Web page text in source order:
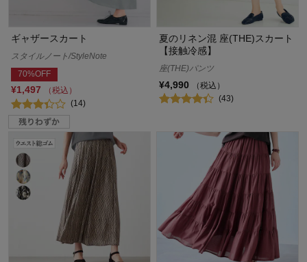
ギャザースカート
スタイルノート/StyleNote
70%OFF
¥1,497
（税込）
(14)
夏のリネン混 座(THE)スカート
【接触冷感】
座(THE)パンツ
¥4,990
（税込）
(43)